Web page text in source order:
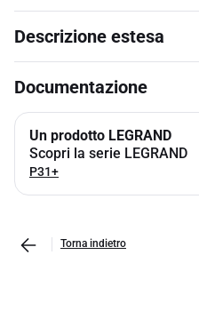
Descrizione estesa
Documentazione
Un prodotto LEGRAND
Scopri la serie LEGRAND
P31+
Torna indietro